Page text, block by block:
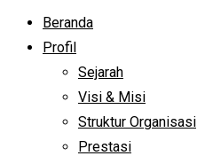
Beranda
Profil
Sejarah
Visi & Misi
Struktur Organisasi
Prestasi